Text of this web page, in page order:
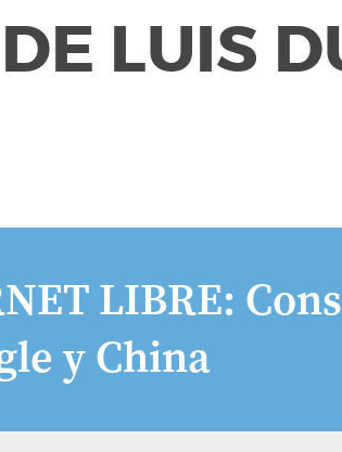
LUIS
LIBRE:
y China